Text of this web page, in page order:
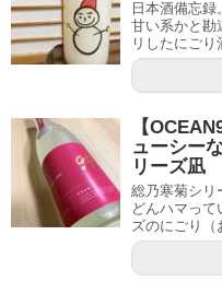
日本酒備忘録
甘い系かと勘
リしたにご
【
ューシー
リーズ凪
総乃寒菊シリ
どんハマっ
ズのにごり（